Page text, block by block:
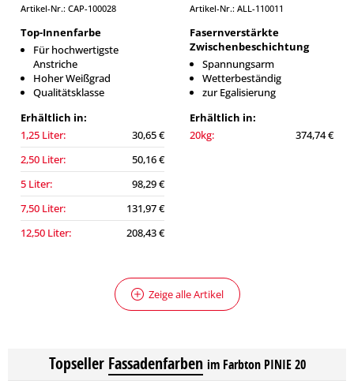
Artikel-Nr.: CAP-100028
Top-Innenfarbe
Für hochwertigste
Anstriche
Hoher Weißgrad
Qualitätsklasse
Erhältlich in:
1,25 Liter:
30,65 €
2,50 Liter:
50,16 €
5 Liter:
98,29 €
7,50 Liter:
131,97 €
12,50 Liter:
208,43 €
Artikel-Nr.: ALL-110011
Fasernverstärkte
Zwischenbeschichtung
Spannungsarm
Wetterbeständig
zur Egalisierung
Erhältlich in:
20kg:
374,74 €
Zeige alle Artikel
Topseller Fassadenfarben im Farbton PINIE 20